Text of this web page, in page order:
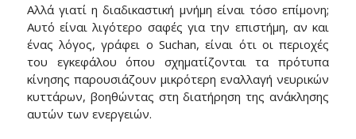
Αλλά γιατί η διαδικαστική μνήμη είναι τόσο επίμονη;
Αυτό είναι λιγότερο σαφές για την επιστήμη, αν και
ένας λόγος, γράφει ο Suchan, είναι ότι οι περιοχές
του εγκεφάλου όπου σχηματίζονται τα πρότυπα
κίνησης παρουσιάζουν μικρότερη εναλλαγή νευρικών
κυττάρων, βοηθώντας στη διατήρηση της ανάκλησης
αυτών των ενεργειών.